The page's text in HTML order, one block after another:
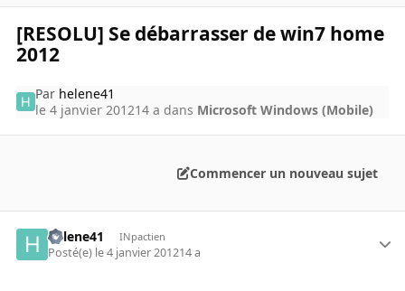
[RESOLU] Se débarrasser de win7 home
2012
Par helene41
le 4 janvier 201214 a dans Microsoft Windows (Mobile)
Commencer un nouveau sujet
helene41 INpactien
Posté(e) le 4 janvier 201214 a